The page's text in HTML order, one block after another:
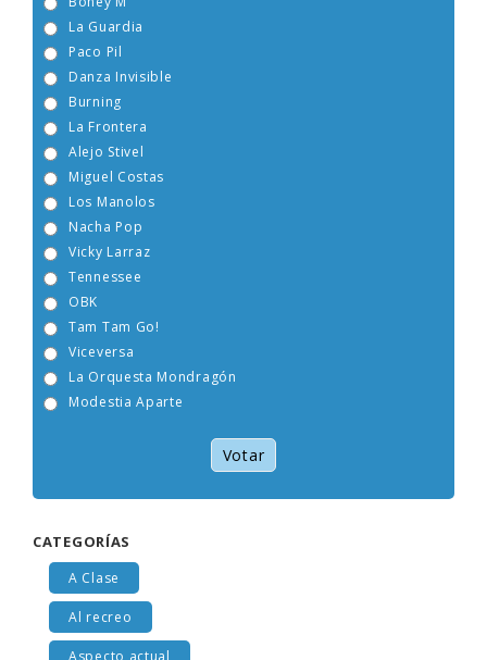
Boney M
Burning
Alejo Stivel
Miguel Costas
Nacha Pop
Vicky Larraz
La Orquesta Mondragón
Modestia Aparte
Votar
A Clase
Al recreo